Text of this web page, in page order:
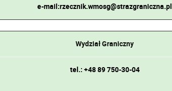
e-mail:rzecznik.wmosg@strazgraniczna.pl
Wydział Graniczny
tel.: +48 89 750-30-04